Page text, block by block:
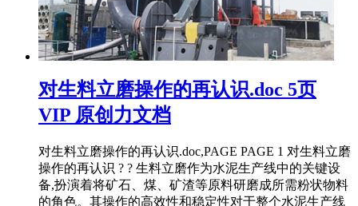
对生料立磨操作的再认识.doc 5页
VIP 原创力文档
对生料立磨操作的再认识.doc,PAGE PAGE 1 对生料立磨
操作的再认识 ? ? 生料立磨作为水泥生产线中的关键设
备,扮演着将矿石、煤、矿渣等原料研磨成所需粉状物料
的角色。其操作的高效性和稳定性对于整个水泥生产线